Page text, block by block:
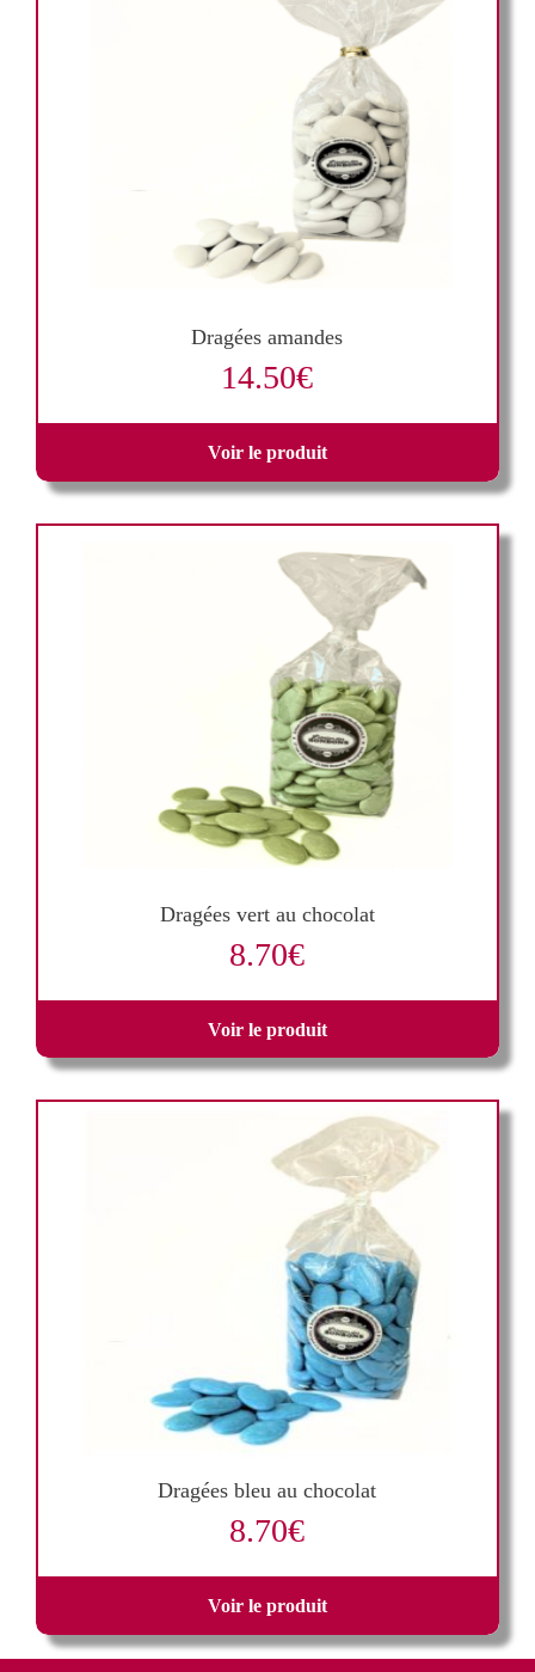
Dragées amandes
14.50€
Voir le produit
Dragées vert au chocolat
8.70€
Voir le produit
Dragées bleu au chocolat
8.70€
Voir le produit